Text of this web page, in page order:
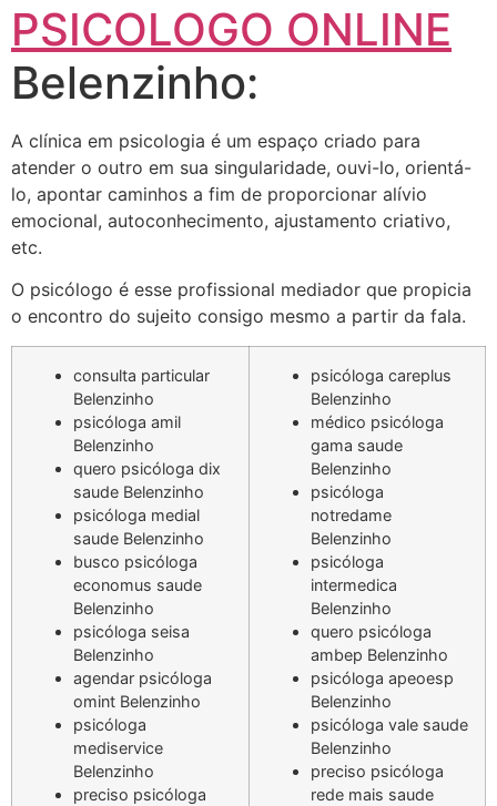
PSICOLOGO ONLINE
Belenzinho:
A clínica em psicologia é um espaço criado para
atender o outro em sua singularidade, ouvi-lo, orientá-
lo, apontar caminhos a fim de proporcionar alívio
emocional, autoconhecimento, ajustamento criativo,
etc.
O psicólogo é esse profissional mediador que propicia
o encontro do sujeito consigo mesmo a partir da fala.
consulta particular
Belenzinho
psicóloga amil
Belenzinho
quero psicóloga dix
saude Belenzinho
psicóloga medial
saude Belenzinho
busco psicóloga
economus saude
Belenzinho
psicóloga seisa
Belenzinho
agendar psicóloga
omint Belenzinho
psicóloga
mediservice
Belenzinho
preciso psicóloga
psicóloga careplus
Belenzinho
médico psicóloga
gama saude
Belenzinho
psicóloga
notredame
Belenzinho
psicóloga
intermedica
Belenzinho
quero psicóloga
ambep Belenzinho
psicóloga apeoesp
Belenzinho
psicóloga vale saude
Belenzinho
preciso psicóloga
rede mais saude